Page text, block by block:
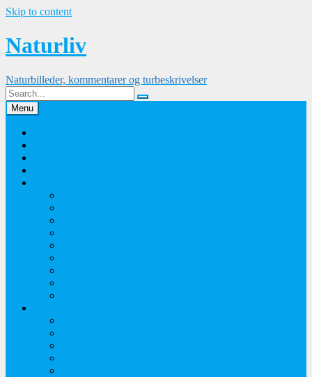
Skip to content
Naturliv
Naturbilleder, kommentarer og turbeskrivelser
Menu